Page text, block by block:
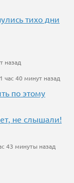
тихо дни
назад
час 40 минут назад
по этому
не слышали!
43 минуты назад